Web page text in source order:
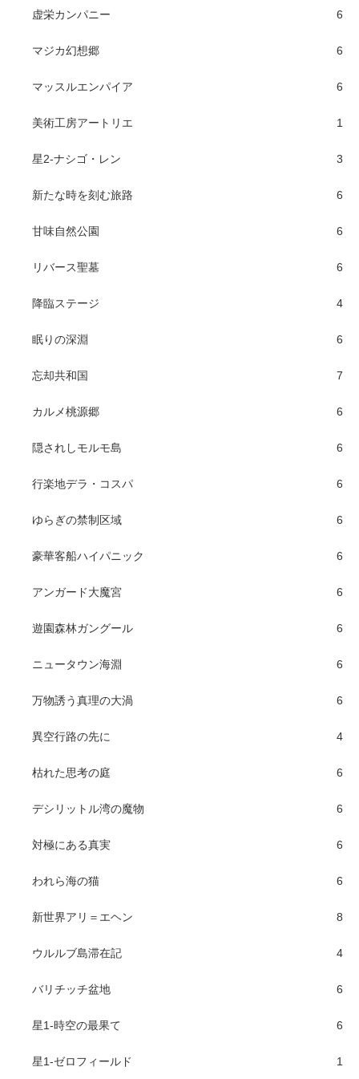
虚栄カンパニー 6
マジカ幻想郷 6
マッスルエンパイア 6
美術工房アートリエ 1
星2-ナシゴ・レン 3
新たな時を刻む旅路 6
甘味自然公園 6
リバース聖墓 6
降臨ステージ 4
眠りの深淵 6
忘却共和国 7
カルメ桃源郷 6
隠されしモルモ島 6
行楽地デラ・コスパ 6
ゆらぎの禁制区域 6
豪華客船ハイパニック 6
アンガード大魔宮 6
遊園森林ガングール 6
ニュータウン海淵 6
万物誘う真理の大渦 6
異空行路の先に 4
枯れた思考の庭 6
デシリットル湾の魔物 6
対極にある真実 6
われら海の猫 6
新世界アリ＝エヘン 8
ウルルブ島滞在記 4
バリチッチ盆地 6
星1-時空の最果て 6
星1-ゼロフィールド 1